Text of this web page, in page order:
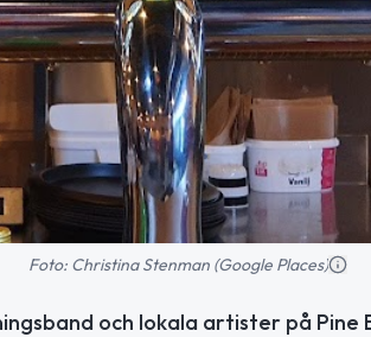
Foto: Christina Stenman (Google Places)
och lokala artister på Pine